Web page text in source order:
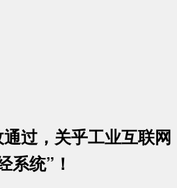
过，关乎工业互联网
系统”！